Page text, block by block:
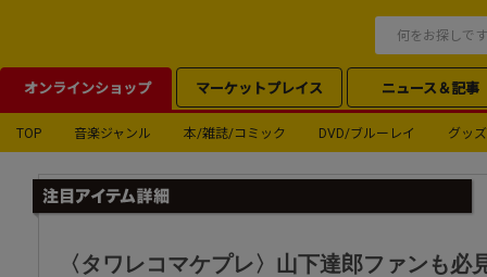
オンラインショップ マーケットプレイス ニュース＆記事
TOP 音楽ジャンル 本/雑誌/コミック DVD/ブルーレイ グッズ
〈タワレコマケプレ〉山下達郎ファンも必